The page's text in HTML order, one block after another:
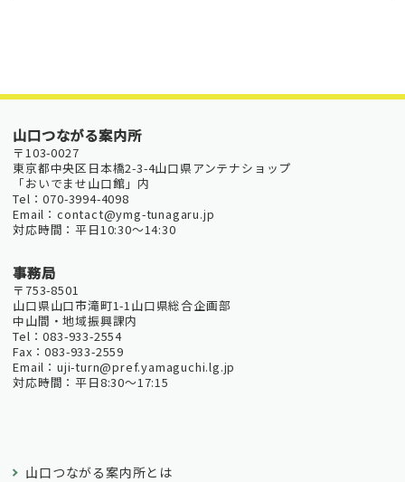
山口つながる案内所
〒103-0027
東京都中央区日本橋2-3-4山口県アンテナショップ
「おいでませ山口館」内
Tel：070-3994-4098
Email：contact@ymg-tunagaru.jp
対応時間：平日10:30～14:30
事務局
〒753-8501
山口県山口市滝町1-1山口県総合企画部
中山間・地域振興課内
Tel：083-933-2554
Fax：083-933-2559
Email：uji-turn@pref.yamaguchi.lg.jp
対応時間：平日8:30～17:15
山口つながる案内所とは